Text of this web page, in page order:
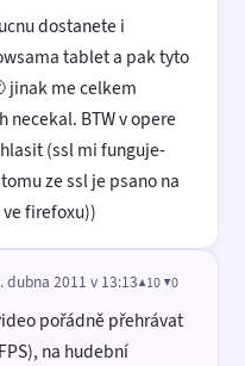
dostanete i
tablet a pak tyto
jinak me celkem
necekal. BTW v opere
(ssl mi funguje-
ze ssl je psano na
firefoxu))
dubna 2011 v 13:13▲10 ▼0
pořádně přehrávat
na hudební